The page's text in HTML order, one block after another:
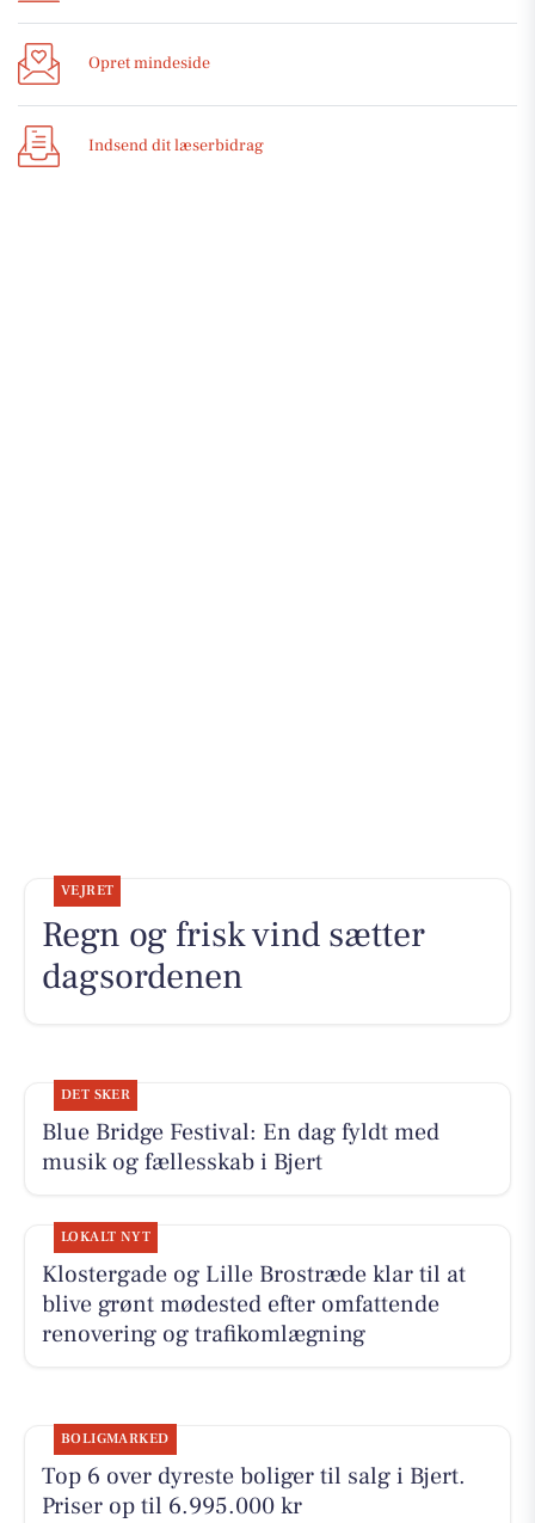
Opret mindeside
Indsend dit læserbidrag
VEJRET
Regn og frisk vind sætter
dagsordenen
DET SKER
Blue Bridge Festival: En dag fyldt med
musik og fællesskab i Bjert
LOKALT NYT
Klostergade og Lille Brostræde klar til at
blive grønt mødested efter omfattende
renovering og trafikomlægning
BOLIGMARKED
Top 6 over dyreste boliger til salg i Bjert.
Priser op til 6.995.000 kr